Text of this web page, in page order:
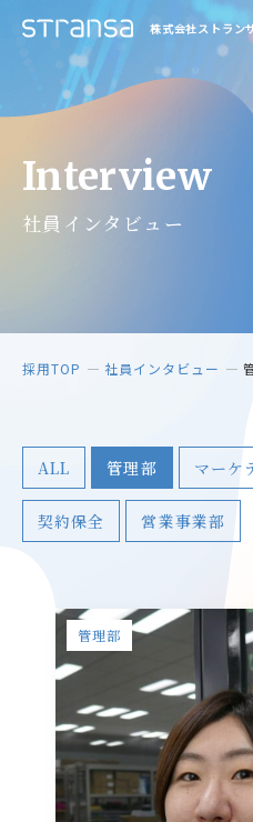
株式会社ストラン
Interview
社員インタビュー
採用TOP 社員インタビュー
ALL 管理部 マーケ
契約保全 営業事業部
管理部